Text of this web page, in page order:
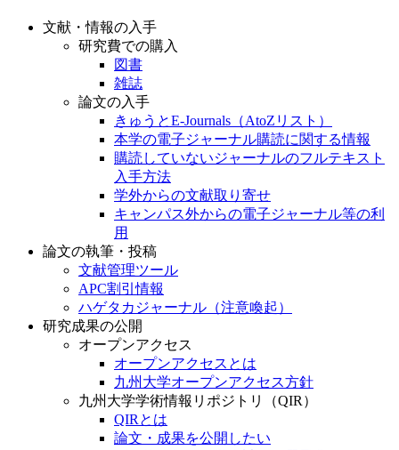
文献・情報の入手
研究費での購入
図書
雑誌
論文の入手
きゅうとE-Journals（AtoZリスト）
本学の電子ジャーナル購読に関する情報
購読していないジャーナルのフルテキスト
入手方法
学外からの文献取り寄せ
キャンパス外からの電子ジャーナル等の利
用
論文の執筆・投稿
文献管理ツール
APC割引情報
ハゲタカジャーナル（注意喚起）
研究成果の公開
オープンアクセス
オープンアクセスとは
九州大学オープンアクセス方針
九州大学学術情報リポジトリ（QIR）
QIRとは
論文・成果を公開したい